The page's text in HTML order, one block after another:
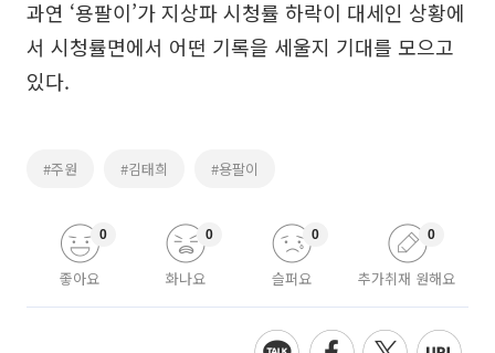
과연 ‘용팔이’가 지상파 시청률 하락이 대세인 상황에
서 시청률면에서 어떤 기록을 세울지 기대를 모으고
있다.
#주원 #김태희 #용팔이
좋아요
0
화나요
0
슬퍼요
0
추가취재 원해요
0